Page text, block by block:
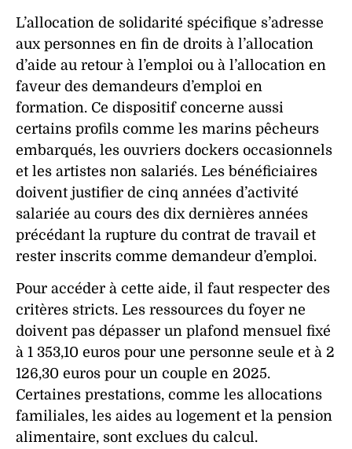
L’allocation de solidarité spécifique s’adresse
aux personnes en fin de droits à l’allocation
d’aide au retour à l’emploi ou à l’allocation en
faveur des demandeurs d’emploi en
formation. Ce dispositif concerne aussi
certains profils comme les marins pêcheurs
embarqués, les ouvriers dockers occasionnels
et les artistes non salariés. Les bénéficiaires
doivent justifier de cinq années d’activité
salariée au cours des dix dernières années
précédant la rupture du contrat de travail et
rester inscrits comme demandeur d’emploi.
Pour accéder à cette aide, il faut respecter des
critères stricts. Les ressources du foyer ne
doivent pas dépasser un plafond mensuel fixé
à 1 353,10 euros pour une personne seule et à 2
126,30 euros pour un couple en 2025.
Certaines prestations, comme les allocations
familiales, les aides au logement et la pension
alimentaire, sont exclues du calcul.